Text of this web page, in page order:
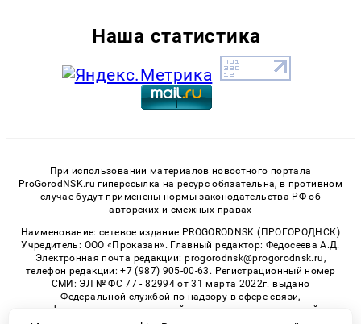
Наша статистика
При использовании материалов новостного портала
ProGorodNSK.ru гиперссылка на ресурс обязательна, в противном
случае будут применены нормы законодательства РФ об
авторских и смежных правах
Наименование: сетевое издание PROGORODNSK (ПРОГОРОДНСК)
Учредитель: ООО «Проказан». Главный редактор: Федосеева А.Д.
Электронная почта редакции: progorodnsk@progorodnsk.ru,
телефон редакции: +7 (987) 905-00-63. Регистрационный номер
СМИ: ЭЛ № ФС 77 - 82994 от 31 марта 2022г. выдано
Федеральной службой по надзору в сфере связи,
информационных технологий и массовых коммуникаций.